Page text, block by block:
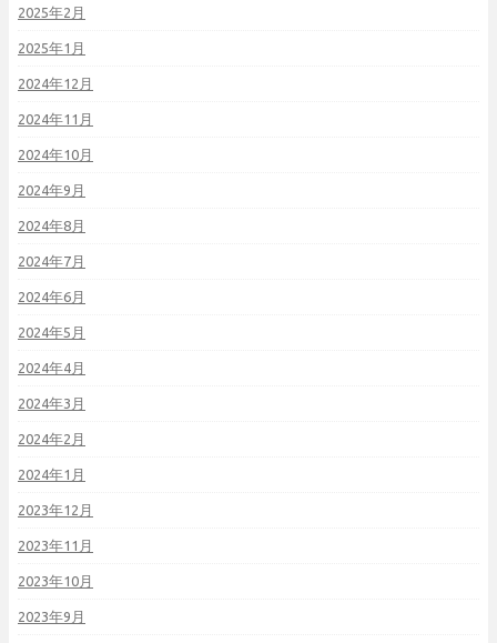
2025年2月
2025年1月
2024年12月
2024年11月
2024年10月
2024年9月
2024年8月
2024年7月
2024年6月
2024年5月
2024年4月
2024年3月
2024年2月
2024年1月
2023年12月
2023年11月
2023年10月
2023年9月